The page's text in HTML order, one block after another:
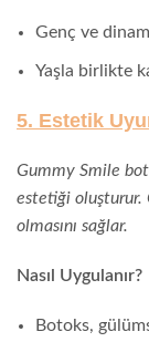
Genç ve
Yaşla birlikte
5. Estetik
Gummy Smile
estetiği oluşturur.
olmasını sağlar.
Nasıl Uygulanır?
Botoks,